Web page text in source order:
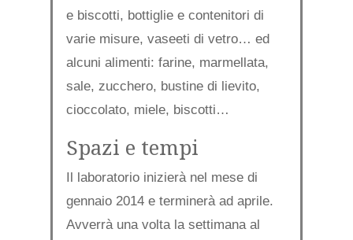
e biscotti, bottiglie e contenitori di
varie misure, vaseeti di vetro… ed
alcuni alimenti: farine, marmellata,
sale, zucchero, bustine di lievito,
cioccolato, miele, biscotti…
Spazi e tempi
Il laboratorio inizierà nel mese di
gennaio 2014 e terminerà ad aprile.
Avverrà una volta la settimana al